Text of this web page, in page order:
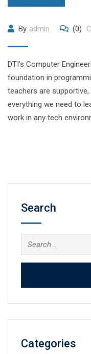
By admin (0)
DTI’s Computer
foundation in
teachers are
everything we need to
work in any tech
Search
Search
for:
Categories